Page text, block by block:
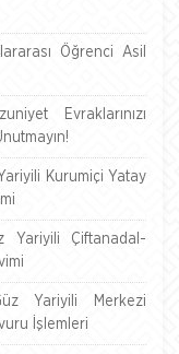
Öğrenci Asil
Evraklarınızı
Kurumiçi Yatay
Yariyili Çiftanadal-
Yariyili Merkezi
İşlemleri